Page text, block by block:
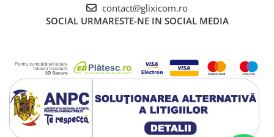
contact@glixicom.ro
SOCIAL URMARESTE-NE IN SOCIAL MEDIA